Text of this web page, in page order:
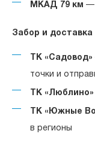
МКАД 79 км —
Забор и доставка
ТК «Садовод»
точки и
ТК «Люблино»
ТК «Южные
в регионы